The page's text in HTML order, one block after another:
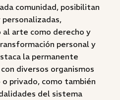
comunidad, posibilitan
arte como derecho y
personal y
la permanente
diversos organismos
privado, como también
del sistema